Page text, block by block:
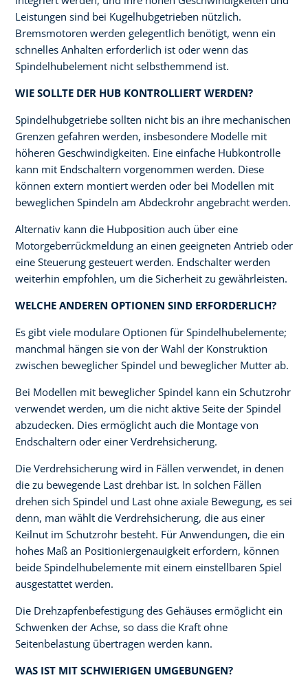
Leistungen sind bei Kugelhubgetrieben nützlich.
Bremsmotoren werden gelegentlich benötigt, wenn ein
schnelles Anhalten erforderlich ist oder wenn das
Spindelhubelement nicht selbsthemmend ist.
WIE SOLLTE DER HUB KONTROLLIERT WERDEN?
Spindelhubgetriebe sollten nicht bis an ihre mechanischen
Grenzen gefahren werden, insbesondere Modelle mit
höheren Geschwindigkeiten. Eine einfache Hubkontrolle
kann mit Endschaltern vorgenommen werden. Diese
können extern montiert werden oder bei Modellen mit
beweglichen Spindeln am Abdeckrohr angebracht werden.
Alternativ kann die Hubposition auch über eine
Motorgeberrückmeldung an einen geeigneten Antrieb oder
eine Steuerung gesteuert werden. Endschalter werden
weiterhin empfohlen, um die Sicherheit zu gewährleisten.
WELCHE ANDEREN OPTIONEN SIND ERFORDERLICH?
Es gibt viele modulare Optionen für Spindelhubelemente;
manchmal hängen sie von der Wahl der Konstruktion
zwischen beweglicher Spindel und beweglicher Mutter ab.
Bei Modellen mit beweglicher Spindel kann ein Schutzrohr
verwendet werden, um die nicht aktive Seite der Spindel
abzudecken. Dies ermöglicht auch die Montage von
Endschaltern oder einer Verdrehsicherung.
Die Verdrehsicherung wird in Fällen verwendet, in denen
die zu bewegende Last drehbar ist. In solchen Fällen
drehen sich Spindel und Last ohne axiale Bewegung, es sei
denn, man wählt die Verdrehsicherung, die aus einer
Keilnut im Schutzrohr besteht. Für Anwendungen, die ein
hohes Maß an Positioniergenauigkeit erfordern, können
beide Spindelhubelemente mit einem einstellbaren Spiel
ausgestattet werden.
Die Drehzapfenbefestigung des Gehäuses ermöglicht ein
Schwenken der Achse, so dass die Kraft ohne
Seitenbelastung übertragen werden kann.
WAS IST MIT SCHWIERIGEN UMGEBUNGEN?